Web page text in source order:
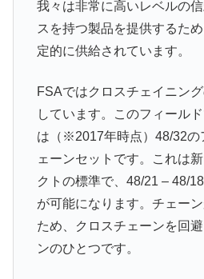
我々は非常に高いレベルの
スを持つ製品を提供するた
定的に供給されています。
FSAではクロスチェイニン
しています。このフィール
は（※2017年時点）48/32の
ェーンセットです。これは
クトの標準で、48/21 – 48/
が可能になります。チェー
ため、クロスチェーンを回
ンのひとつです。